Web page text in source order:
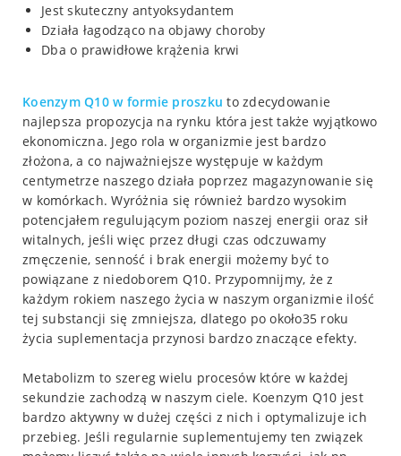
Jest skuteczny antyoksydantem
Działa łagodząco na objawy choroby
Dba o prawidłowe krążenia krwi
Koenzym Q10 w formie proszku to zdecydowanie
najlepsza propozycja na rynku która jest także wyjątkowo
ekonomiczna. Jego rola w organizmie jest bardzo
złożona, a co najważniejsze występuje w każdym
centymetrze naszego działa poprzez magazynowanie się
w komórkach. Wyróżnia się również bardzo wysokim
potencjałem regulującym poziom naszej energii oraz sił
witalnych, jeśli więc przez długi czas odczuwamy
zmęczenie, senność i brak energii możemy być to
powiązane z niedoborem Q10. Przypomnijmy, że z
każdym rokiem naszego życia w naszym organizmie ilość
tej substancji się zmniejsza, dlatego po około35 roku
życia suplementacja przynosi bardzo znaczące efekty.
Metabolizm to szereg wielu procesów które w każdej
sekundzie zachodzą w naszym ciele. Koenzym Q10 jest
bardzo aktywny w dużej części z nich i optymalizuje ich
przebieg. Jeśli regularnie suplementujemy ten związek